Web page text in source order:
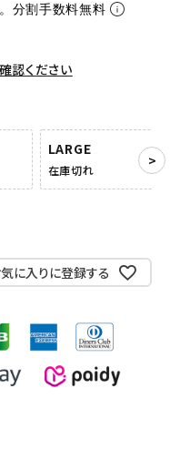
分割手数料無料
認ください
LARGE
在庫切れ
に入りに登録する